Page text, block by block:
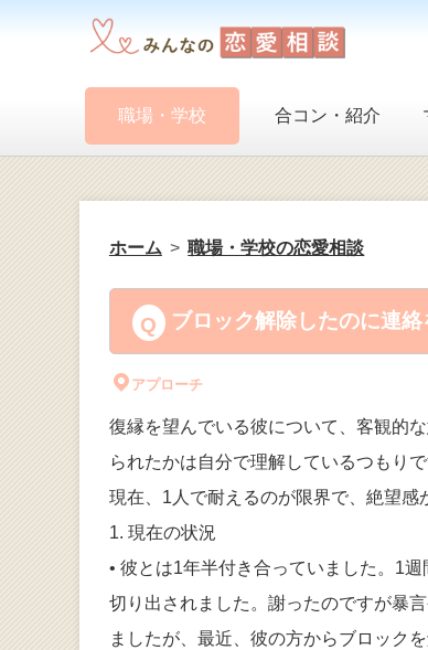
職場・学校 合コン・紹介
ホーム 職場・学校の恋愛相談
ブロック解除したのに連
アプローチ
復縁を望んでいる彼について、客観的
られたかは自分で理解しているつもりで
現在、1人で耐えるのが限界で、絶望感
1. 現在の状況
• 彼とは1年半付き合っていました。1
切り出されました。謝ったのですが暴
ましたが、最近、彼の方からブロック